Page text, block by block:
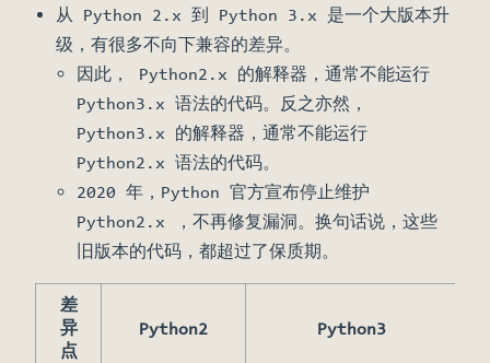
从 Python 2.x 到 Python 3.x 是一个大版本升
级，有很多不向下兼容的差异。
因此， Python2.x 的解释器，通常不能运行
Python3.x 语法的代码。反之亦然，
Python3.x 的解释器，通常不能运行
Python2.x 语法的代码。
2020 年，Python 官方宣布停止维护
Python2.x ，不再修复漏洞。换句话说，这些
旧版本的代码，都超过了保质期。
差
异
点
Python2 Python3